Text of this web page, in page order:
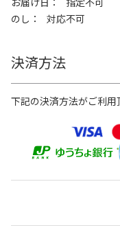
のし
対応不可
決済方法
下記の決済方法がご利用